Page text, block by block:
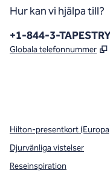
Hur kan vi hjälpa till?
Telefon:
+1-844-3-
Globala telefonnummer ,
Hilton-presentkort
Djurvänliga vistelser
Reseinspiration